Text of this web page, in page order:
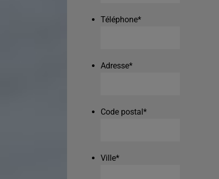
Téléphone*
Adresse*
Code postal*
Ville*